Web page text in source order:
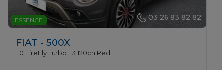
ESSENCE 03 26 83 82 82
FIAT - 500X
1.0 FireFly Turbo T3 120ch Red